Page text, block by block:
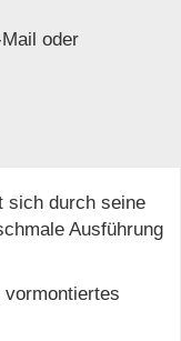
oder
sich durch seine
Ausführung